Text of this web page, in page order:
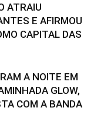
ATRAIU
E AFIRMOU
CAPITAL DAS
A NOITE EM
GLOW,
COM A BANDA